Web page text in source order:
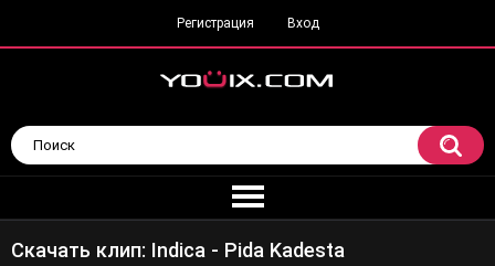
Регистрация Вход
Скачать клип: Indica - Pida Kadesta